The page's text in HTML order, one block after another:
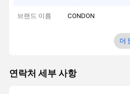
브랜드 이름 CONDON
더
연락처 세부 사항